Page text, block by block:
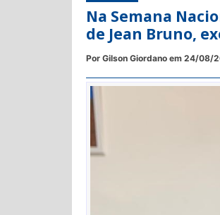
Na Semana
de Jean Bruno,
Por Gilson Giordano em 24/08/